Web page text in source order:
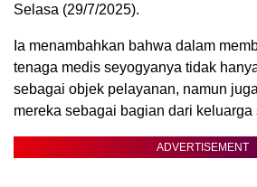
Selasa (29/7/2025).
Ia menambahkan bahwa dalam
tenaga medis seyogyanya tidak
sebagai objek pelayanan, namun
mereka sebagai bagian dari keluarga
ADVERTISEMENT